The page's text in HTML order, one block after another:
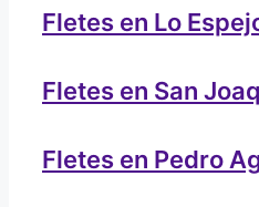
Fletes en Lo
Fletes en San
Fletes en Pedro